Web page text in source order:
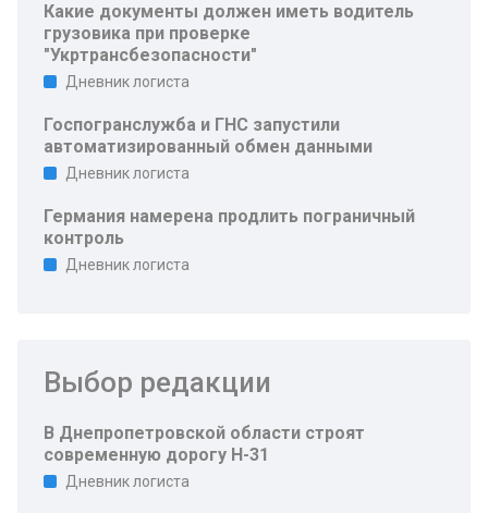
Какие документы должен иметь водитель
грузовика при проверке
"Укртрансбезопасности"
Дневник логиста
Госпогранслужба и ГНС запустили
автоматизированный обмен данными
Дневник логиста
Германия намерена продлить пограничный
контроль
Дневник логиста
Выбор редакции
В Днепропетровской области строят
современную дорогу Н-31
Дневник логиста